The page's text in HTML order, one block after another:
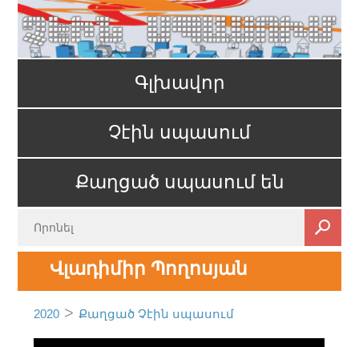
Գլխավոր
Չէին սպասում
Քաղցած սպասում են
Վլադիմիր Պողոսյան
2020 >Քաղցած Չէին սպասում